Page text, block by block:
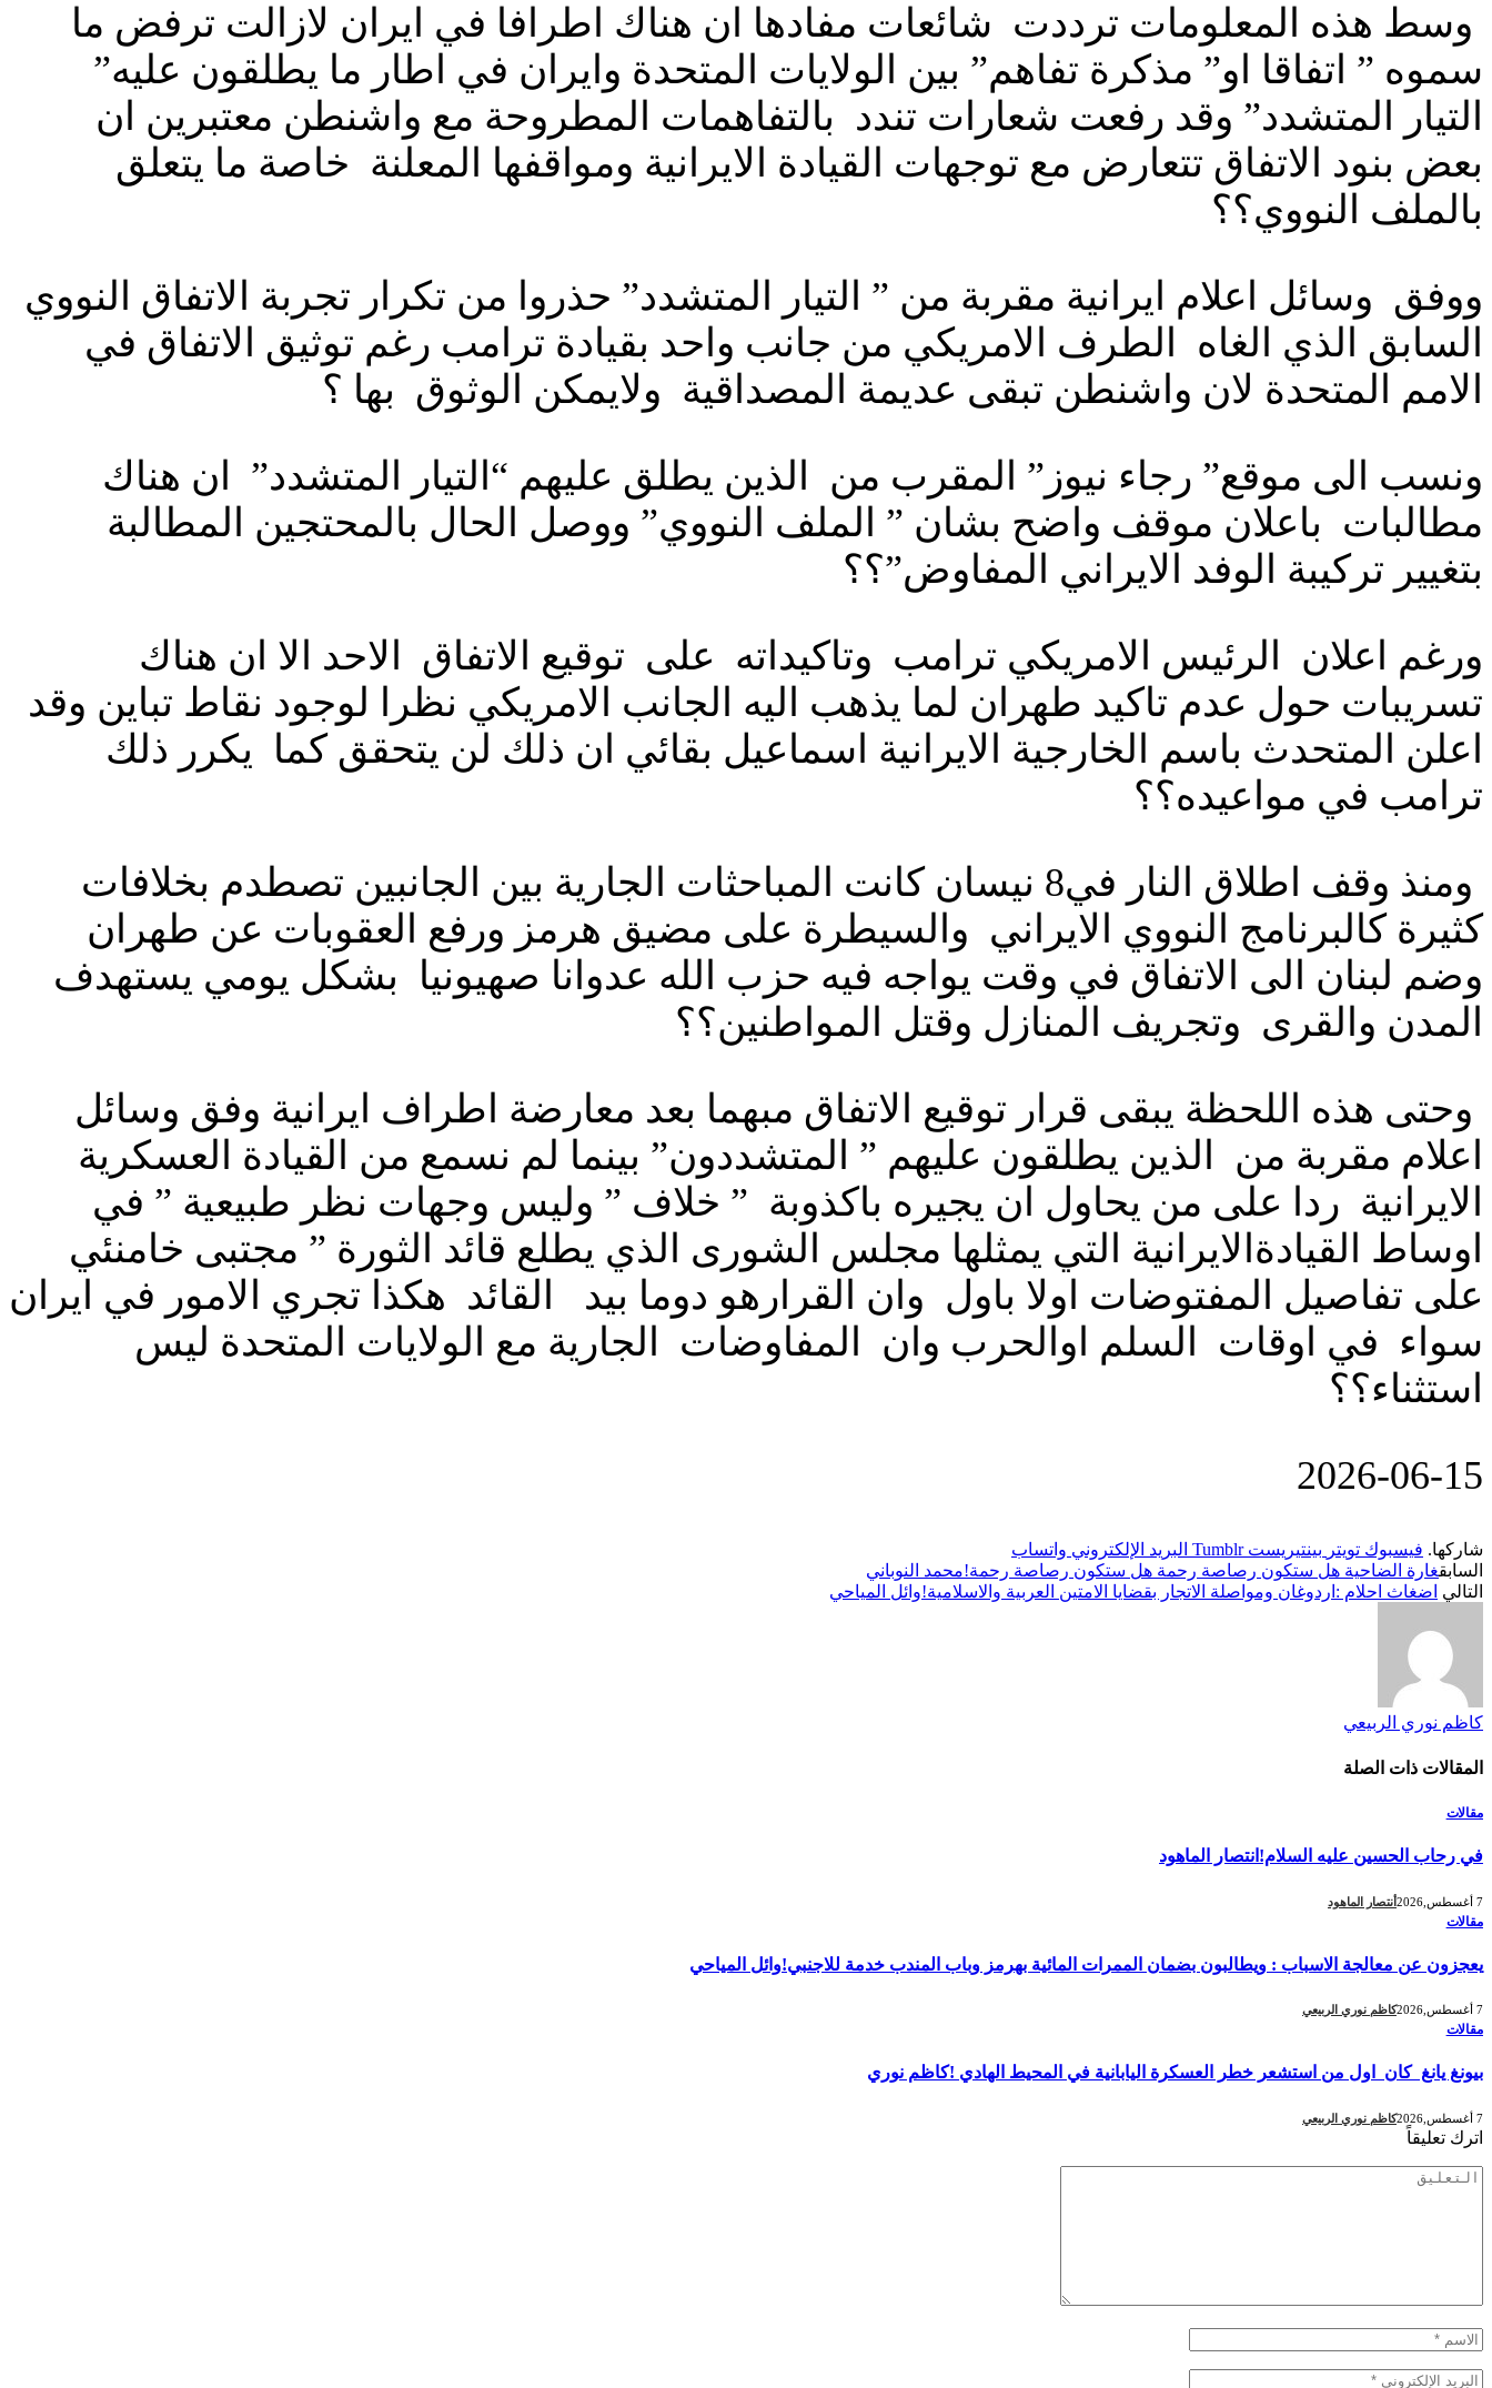
وسط هذه المعلومات ترددت شائعات مفادها ان هناك اطرافا في ايران لازالت ترفض ما
سموه ” اتفاقا او” مذكرة تفاهم” بين الولايات المتحدة وايران في اطار ما يطلقون عليه”
التيار المتشدد” وقد رفعت شعارات تندد بالتفاهمات المطروحة مع واشنطن معتبرين ان
بعض بنود الاتفاق تتعارض مع توجهات القيادة الايرانية ومواقفها المعلنة خاصة ما يتعلق
بالملف النووي؟؟
ووفق وسائل اعلام ايرانية مقربة من ” التيار المتشدد” حذروا من تكرار تجربة الاتفاق النووي
السابق الذي الغاه الطرف الامريكي من جانب واحد بقيادة ترامب رغم توثيق الاتفاق في
الامم المتحدة لان واشنطن تبقى عديمة المصداقية ولايمكن الوثوق بها ؟
ونسب الى موقع” رجاء نيوز” المقرب من الذين يطلق عليهم “التيار المتشدد” ان هناك
مطالبات باعلان موقف واضح بشان ” الملف النووي” ووصل الحال بالمحتجين المطالبة
بتغيير تركيبة الوفد الايراني المفاوض”؟؟
ورغم اعلان الرئيس الامريكي ترامب وتاكيداته على توقيع الاتفاق الاحد الا ان هناك
تسريبات حول عدم تاكيد طهران لما يذهب اليه الجانب الامريكي نظرا لوجود نقاط تباين وقد
اعلن المتحدث باسم الخارجية الايرانية اسماعيل بقائي ان ذلك لن يتحقق كما يكرر ذلك
ترامب في مواعيده؟؟
ومنذ وقف اطلاق النار في8 نيسان كانت المباحثات الجارية بين الجانبين تصطدم بخلافات
كثيرة كالبرنامج النووي الايراني والسيطرة على مضيق هرمز ورفع العقوبات عن طهران
وضم لبنان الى الاتفاق في وقت يواجه فيه حزب الله عدوانا صهيونيا بشكل يومي يستهدف
المدن والقرى وتجريف المنازل وقتل المواطنين؟؟
وحتى هذه اللحظة يبقى قرار توقيع الاتفاق مبهما بعد معارضة اطراف ايرانية وفق وسائل
اعلام مقربة من الذين يطلقون عليهم ” المتشددون” بينما لم نسمع من القيادة العسكرية
الايرانية ردا على من يحاول ان يجيره باكذوبة ” خلاف ” وليس وجهات نظر طبيعية ” في
اوساط القيادةالايرانية التي يمثلها مجلس الشورى الذي يطلع قائد الثورة ” مجتبى خامنئي
على تفاصيل المفتوضات اولا باول وان القرارهو دوما بيد القائد هكذا تجري الامور في ايران
سواء في اوقات السلم اوالحرب وان المفاوضات الجارية مع الولايات المتحدة ليس
استثناء؟؟
‎2026-‎06-‎15
شاركها. فيسبوك تويتر بينتيريست Tumblr البريد الإلكتروني واتساب
السابقغارة الضاحية هل ستكون رصاصة رحمة هل ستكون رصاصة رحمة!محمد النوباني
التالي اضغاث احلام :اردوغان ومواصلة الاتجار بقضايا الامتين العربية والاسلامية!وائل المياحي
كاظم نوري الربيعي
المقالات ذات الصلة
مقالات
في رحاب الحسين عليه السلام!انتصار الماهود
7 أغسطس,2026 أنتصار الماهود
مقالات
يعجزون عن معالجة الاسباب : ويطالبون بضمان الممرات المائية بهرمز وباب المندب خدمة للاجنبي!وائل المياحي
7 أغسطس,2026 كاظم نوري الربيعي
مقالات
بيونغ يانغ كان اول من استشعر خطر العسكرة اليابانية في المحيط الهادي !كاظم نوري
7 أغسطس,2026 كاظم نوري الربيعي
اترك تعليقاً